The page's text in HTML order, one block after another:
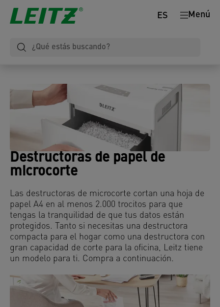
Menú
ES
Destructoras de papel de
microcorte
Las destructoras de microcorte cortan una hoja de
papel A4 en al menos 2.000 trocitos para que
tengas la tranquilidad de que tus datos están
protegidos. Tanto si necesitas una destructora
compacta para el hogar como una destructora con
gran capacidad de corte para la oficina, Leitz tiene
un modelo para ti. Compra a continuación.